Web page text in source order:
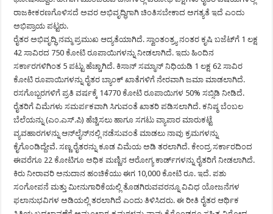
ರಾಜಕೀಕರಣಗೊಳಿಸದೆ ಅವರ ಅಭಿವೃದ್ಧಿಗಾಗಿ ಚಿಂತಿಸಬೇಕಾದ ಅಗತ್ಯತೆ ಇದೆ ಎಂದು
ಅಭಿಪ್ರಾಯ ಪಟ್ಟರು.
ರೈತರ ಅಭಿವೃದ್ಧಿ ನಮ್ಮ ಪ್ರಮುಖ ಆದ್ಯತೆಯಾಗಿದೆ. ಸ್ವಾಂತಂತ್ರ್ಯ ನಂತರ ಕೃಷಿ ಬಜೆಟ್‍ಗೆ 1 ಲಕ್ಷ
42 ಸಾವಿರದ 750 ಕೋಟಿ ರೂಪಾಯಿಗಳನ್ನು ನೀಡಲಾಗಿದೆ. ಇದು ಹಿಂದಿನ
ಸರ್ಕಾರಗಳಿಗಿಂತ 5 ಪಟ್ಟು ಹೆಚ್ಚಾಗಿದೆ. ಕಿಸಾನ್ ಸಮ್ಮಾನ್ ನಿಧಿಯಡಿ 1 ಲಕ್ಷ 62 ಸಾವಿರ
ಕೋಟಿ ರೂಪಾಯಿಗಳನ್ನು ರೈತರ ಬ್ಯಾಂಕ್ ಖಾತೆಗಳಿಗೆ ನೇರವಾಗಿ ಜಮಾ ಮಾಡಲಾಗಿದೆ.
ರಸಗೊಬ್ಬರಗಳಿಗೆ ಪ್ರತಿ ವರ್ಷಕ್ಕೆ 14770 ಕೋಟಿ ರೂಪಾಯಿಗಳ 50% ಸಬ್ಸಿಡಿ ನೀಡಿದೆ.
ರೈತರಿಗೆ ವಿಮೆಗಳು ಸಮರ್ಪಕವಾಗಿ ಸಿಗುವಂತೆ ಖಾತರಿ ಪಡಿಸಲಾಗಿದೆ. ಕನಿಷ್ಠ ಬೆಂಬಲ
ಬೆಲೆಯನ್ನು (ಎಂ.ಎಸ್.ಪಿ) ಹೆಚ್ಚಿಸಲು ಹಾಗೂ ಸಗಟು ವ್ಯಾಪಾರ ಮಾರುಕಟ್ಟೆ
ವ್ಯವಹಾರಗಳನ್ನು ಆನ್‍ಲೈನ್‍ನಲ್ಲಿ ನಡೆಸುವಂತೆ ಮಾಡಲು ನಾವು ಕ್ರಮಗಳನ್ನು
ಕೈಗೊಂಡಿದ್ದೇವೆ. ಸಣ್ಣ ರೈತರನ್ನು ಕೂಡ ವಿಮೆಯ ಅಡಿ ತರಲಾಗಿದೆ. ಕೇಂದ್ರ ಸರ್ಕಾರದಿಂದ
ಈವರೆಗೂ 22 ಕೋಟಿಗೂ ಅಧಿಕ ಮಣ್ಣಿನ ಆರೋಗ್ಯ ಕಾರ್ಡ್‍ಗಳನ್ನು ರೈತರಿಗೆ ನೀಡಲಾಗಿದೆ.
ಕಿರು ನೀರಾವರಿ ಅನುದಾನ ಹಂಚಿಕೆಯು ಈಗ 10,000 ಕೋಟಿ ರೂ. ಇದೆ. ಪಶು
ಸಂಗೋಪನೆ ಮತ್ತು ಮೀನುಗಾರಿಕೆಯಲ್ಲಿ ತೊಡಗಿರುವವರನ್ನೂ ವಿವಿಧ ಯೋಜನೆಗಳ
ಫಲಾನುಭವಿಗಳ ಅಡಿಯಲ್ಲಿ ತರಲಾಗಿದೆ ಎಂದು ತಿಳಿಸಿದರು. ಈ ರೀತಿ ರೈತರ ಆರ್ಥಿಕ